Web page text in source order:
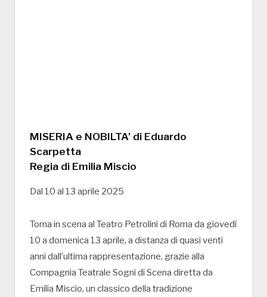
MISERIA e NOBILTA’ di Eduardo
Scarpetta
Regia di Emilia Miscio
Dal 10 al 13 aprile 2025
Torna in scena al Teatro Petrolini di Roma da giovedì
10 a domenica 13 aprile, a distanza di quasi venti
anni dall’ultima rappresentazione, grazie alla
Compagnia Teatrale Sogni di Scena diretta da
Emilia Miscio, un classico della tradizione